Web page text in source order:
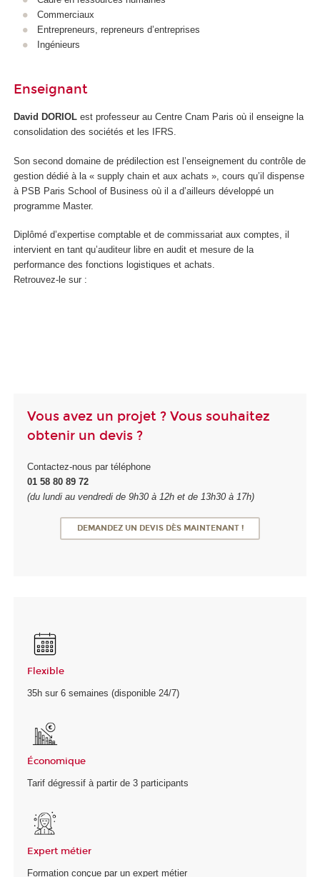
Commerciaux
Entrepreneurs, repreneurs d’entreprises
Ingénieurs
Enseignant
David DORIOL est professeur au Centre Cnam Paris où il enseigne la
consolidation des sociétés et les IFRS.
Son second domaine de prédilection est l’enseignement du contrôle de
gestion dédié à la « supply chain et aux achats », cours qu’il dispense
à PSB Paris School of Business où il a d’ailleurs développé un
programme Master.
Diplômé d’expertise comptable et de commissariat aux comptes, il
intervient en tant qu’auditeur libre en audit et mesure de la
performance des fonctions logistiques et achats.
Retrouvez-le sur :
Vous avez un projet ? Vous souhaitez
obtenir un devis ?
Contactez-nous par téléphone
01 58 80 89 72
(du lundi au vendredi de 9h30 à 12h et de 13h30 à 17h)
DEMANDEZ UN DEVIS DÈS MAINTENANT !
Flexible
35h sur 6 semaines (disponible 24/7)
Économique
Tarif dégressif à partir de 3 participants
Expert métier
Formation conçue par un expert métier